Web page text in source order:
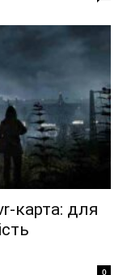
карта: для
0